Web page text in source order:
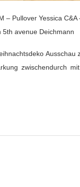
– Pullover Yessica C&A
5th avenue Deichmann
Ausschau
zwischendurch